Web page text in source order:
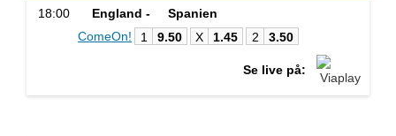
18:00 England -
Spanien
ComeOn!
1 9.50 X 1.45 2 3.50
Se live på: